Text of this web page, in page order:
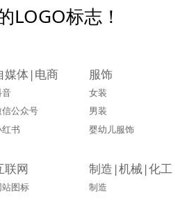
LOGO标志！
媒体|电商
公众号
书
服饰
女装
男装
婴幼儿服饰
联网
站图标
制造|机械|化工
制造